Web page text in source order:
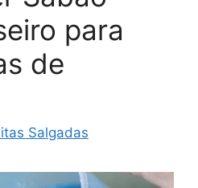
para
de
Salgadas